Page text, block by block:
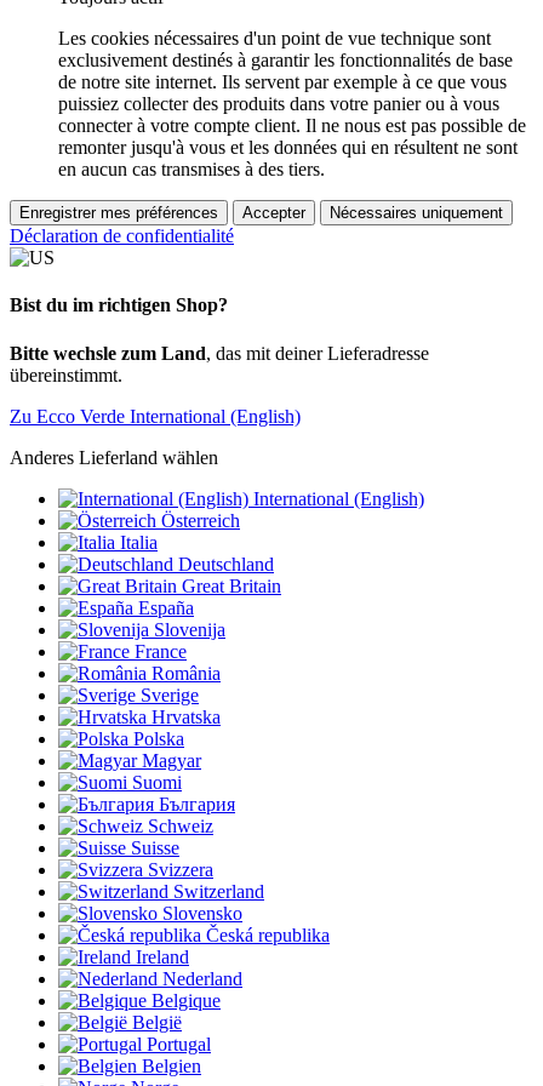
Les cookies nécessaires d'un point de vue technique sont
exclusivement destinés à garantir les fonctionnalités de base
de notre site internet. Ils servent par exemple à ce que vous
puissiez collecter des produits dans votre panier ou à vous
connecter à votre compte client. Il ne nous est pas possible de
remonter jusqu'à vous et les données qui en résultent ne sont
en aucun cas transmises à des tiers.
Enregistrer mes préférences Accepter Nécessaires uniquement
Déclaration de confidentialité
Bist du im richtigen Shop?
Bitte wechsle zum Land, das mit deiner Lieferadresse
übereinstimmt.
Zu Ecco Verde International (English)
Anderes Lieferland wählen
International (English)
Österreich
Italia
Deutschland
Great Britain
España
Slovenija
France
România
Sverige
Hrvatska
Polska
Magyar
Suomi
България
Schweiz
Suisse
Svizzera
Switzerland
Slovensko
Česká republika
Ireland
Nederland
Belgique
België
Portugal
Belgien